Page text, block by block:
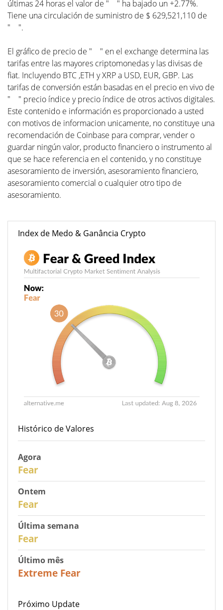
últimas 24 horas el valor de " " ha bajado un +2.77%.
Tiene una circulación de suministro de $ 629,521,110 de
" ".
El gráfico de precio de " " en el exchange determina las
tarifas entre las mayores criptomonedas y las divisas de
fiat. Incluyendo BTC ,ETH y XRP a USD, EUR, GBP. Las
tarifas de conversión están basadas en el precio en vivo de
" " precio índice y precio índice de otros activos digitales.
Este contenido e información es proporcionado a usted
con motivos de informacion unicamente, no constituye una
recomendación de Coinbase para comprar, vender o
guardar ningún valor, producto financiero o instrumento al
que se hace referencia en el contenido, y no constituye
asesoramiento de inversión, asesoramiento financiero,
asesoramiento comercial o cualquier otro tipo de
asesoramiento.
Index de Medo & Ganância Crypto
Histórico de Valores
Agora
Fear
Ontem
Fear
Última semana
Fear
Último mês
Extreme Fear
Próximo Update